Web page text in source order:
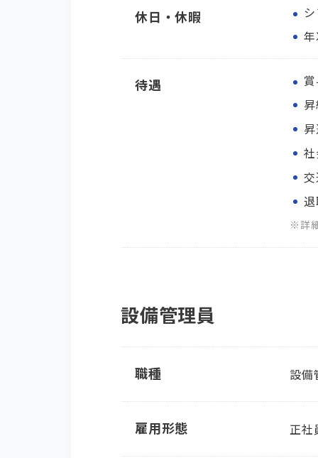
休日・休暇
待遇
※詳
設備管理員
職種 設備
雇用形態 正社